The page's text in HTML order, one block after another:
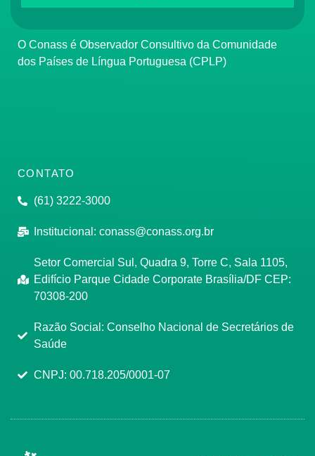
O Conass é Observador Consultivo da Comunidade
dos Países de Língua Portuguesa (CPLP)
CONTATO
(61) 3222-3000
Institucional: conass@conass.org.br
Setor Comercial Sul, Quadra 9, Torre C, Sala 1105,
Edifício Parque Cidade Corporate Brasília/DF CEP:
70308-200
Razão Social: Conselho Nacional de Secretários de
Saúde
CNPJ: 00.718.205/0001-07